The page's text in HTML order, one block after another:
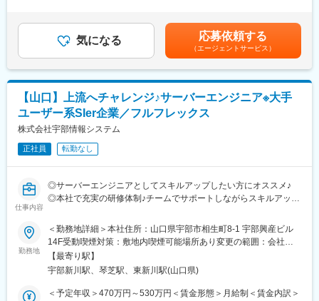
を行いますので、基礎スキルを身に着けた上で業務にあたれま
す。顧客対応未経験の方でもご安心ください♪
・研修ではお客様対応だけでなく、実際のシステム画面を操作し
★当社が提供する会計クラウドサービスは直感的に操作できる仕
様の為すぐに慣れます
■配属組織について：
女性のマネージャー、メンバー1名が活躍中です。また同じフロア
にシステム部署問合せ担当者もおり、必要に応じてエンジニア側
のサポートも受けることができます。
変更の範囲：会社の定める業務
主にJAグループに導入している基幹システム、金融システム、販
売システム等の業務系アプリケーションの開発や保守・改善業務
をメインにお任せいたします。また、県内企業向けのシステム開
発や大手ベンダーからの業務委託なども請け負っております。
■業務詳細：
・システム開発・保守業務
・システム運用・基盤管理業務
・その他システム付随業務
■自己啓発支援制度：
が承認した
資格について以下の支援を実施しています。（基本情報技術者試
験等）
受験料の負担（受験回数に制限あり）や資格取得褒賞金制度もご
ざいます。
月給(月額)は固定手当を含めた表記です。
気になる 応募依頼する
（エージェントサービス）
【山口】上流へチャレンジ♪サーバーエンジニア※大手
ユーザー系SIer企業／フルフレックス
株式会社宇部情報システム
正社員 転勤なし
仕事内容
◎サーバーエンジニアとしてスキルアップしたい方にオススメ♪
◎本社で充実の研修体制♪チームでサポートしながらスキルアッ
まずは先輩社員の支援を受けながら、サーバ構築・保守・運用業
務に携わっていただき、後に主担当として業務を独力遂行できる
ことを期待します。
■業務内容：
勤務地
＜勤務地詳細＞本社住所：山口県宇部市相生町8-1 宇部興産ビル
14F受動喫煙対策：敷地内喫煙可能場所あり変更の範囲：会社の
定める事業所
【最寄り駅】
宇部新川駅、琴芝駅、東新川駅(山口県)
＜予定年収＞470万円～530万円＜賃金形態＞月給制＜賃金内訳＞